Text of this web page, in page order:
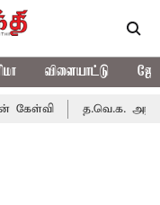
விளையாட்டு
த.வெ.க. அரசின் முதல்